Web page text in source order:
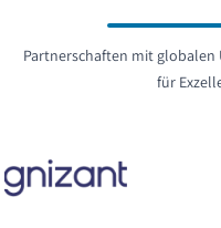
Partnerschaften mit
für